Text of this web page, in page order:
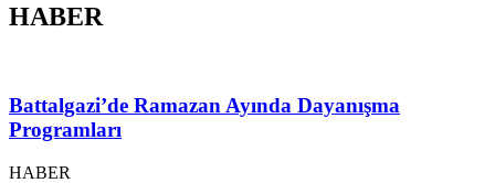
HABER
Battalgazi’de Ramazan Ayında Dayanışma
Programları
HABER